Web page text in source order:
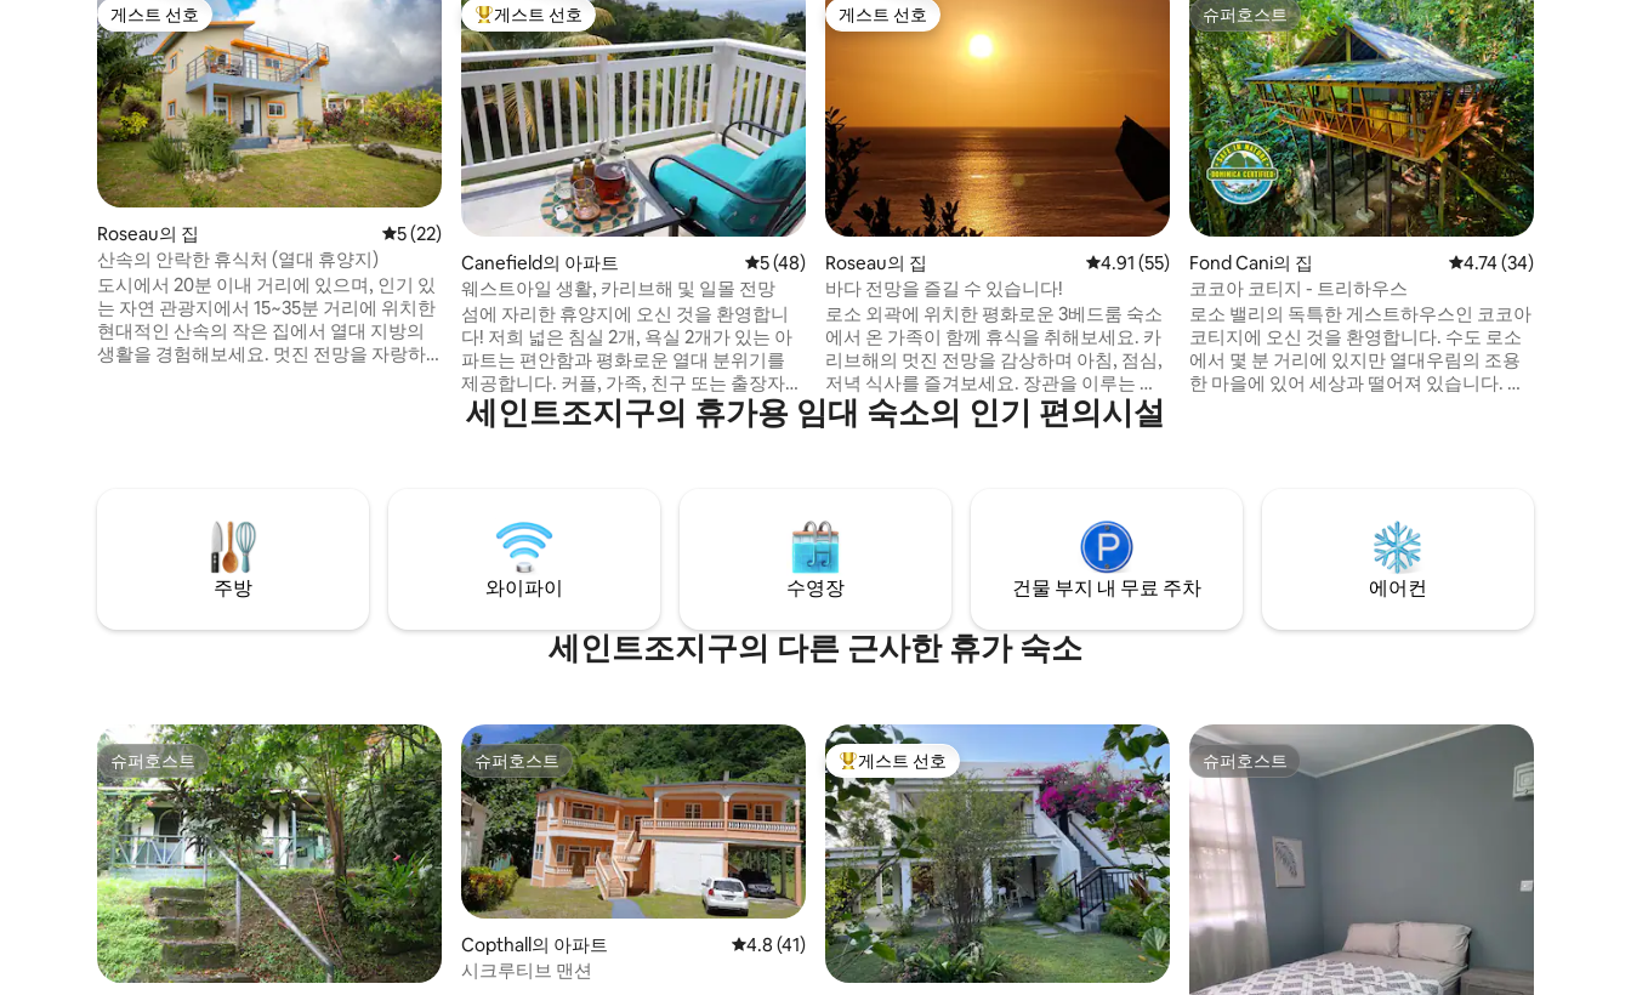
게스트 선호
게스트 선호
Roseau의 집 평점 5점(5점 만점), 후기 22개
5 (22)
산속의 안락한 휴식처 (열대 휴양지)
도시에서 20분 이내 거리에 있으며, 인기 있
는 자연 관광지에서 15~35분 거리에 위치한
현대적인 산속의 작은 집에서 열대 지방의
생활을 경험해보세요. 멋진 전망을 자랑하
기, 옥상 발코니가 있습니다. 이 숙소는 낭만
적인 휴가나 혼자만의 휴가를 보내기에 이
상적인 공간입니다.
상위 게스트 선호
게스트 선호
Canefield의 아파트 평점 5점(5점 만점), 후기 48개
5 (48)
웨스트아일 생활, 카리브해 및 일몰 전망
섬에 자리한 휴양지에 오신 것을 환영합니
다! 저희 넓은 침실 2개, 욕실 2개가 있는 아
파트는 편안함과 평화로운 열대 분위기를
제공합니다. 커플, 가족, 친구 또는 출장자에
게 적합합니다. 개방형 거실/식사 공간, 완비
된 주방, 소파 베드 2개가 있어 최대 6명의
위치한 저희 숙소는 식료품점, 현지 교통수
단과 가깝고, 주요 관광지를 둘러볼 수 있는
중심부에 위치하고 있습니다.
게스트 선호
게스트 선호
Roseau의 집 평점 4.91점(5점 만점), 후기 55개
4.91 (55)
바다 전망을 즐길 수 있습니다!
로소 외곽에 위치한 평화로운 3베드룸 숙소
에서 온 가족이 함께 휴식을 취해보세요. 카
리브해의 멋진 전망을 감상하며 아침, 점심,
저녁 식사를 즐겨보세요. 장관을 이루는 석
양, 마법처럼 반짝이는 별이 빛나는 밤. 모든
침실에는 에어컨과 친환경 태양열 난방 시
할 수 있습니다. 마르티니크로 가는 페리를
예약하거나 술퍼스프링스까지 운전해보세
요. 자연 스파가 여러분을 기다리고 있습니
다.
슈퍼호스트
슈퍼호스트
Fond Cani의 집 평점 4.74점(5점 만점
4.74 (34)
코코아 코티지 - 트리하우스
로소 밸리의 독특한 게스트하우스인 코코아
코티지에 오신 것을 환영합니다. 수도 로소
에서 몇 분 거리에 있지만 열대우림의 조용
한 마을에 있어 세상과 떨어져 있습니다. 도
링을 즐길 수 있습니다. 코코아 코티지에는
에어비앤비에 6개 이상의 숙소가 있습니다.
지도를 확대하면 확인하실 수 있습니다.
세인트조지구의 휴가용 임대 숙소의 인기 편의시설
주방 와이파이 수영장 건물 부지 내 무료 주차 에어컨
세인트조지구의 다른 근사한 휴가 숙소
슈퍼호스트
슈퍼호스트 슈퍼호스트
슈퍼호스트
Copthall의 아파트 평점 4.8점(5점 만점), 후기 41개
4.8 (41)
시크루티브 맨션
상위 게스트 선호
게스트 선호 슈퍼호스트
슈퍼호스트